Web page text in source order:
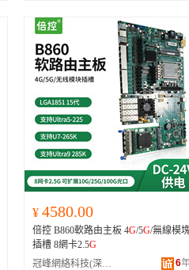
¥ 4580.00
倍控 B860軟路由主板 4G/5G/無線模
插槽 8網卡2.5G
冠峰網絡科技(深圳)有限公司
6